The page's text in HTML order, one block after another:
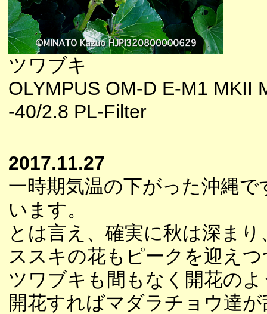
ツワブキ
OLYMPUS OM-D E-M1 MKII
-40/2.8 PL-Filter
2017.11.27
一時期気温の下がった沖縄
います。
とは言え、確実に秋は深ま
ススキの花もピークを迎え
ツワブキも間もなく開花の
開花すればマダラチョウ達